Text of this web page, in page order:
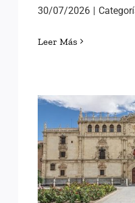
30/07/2026 |
Leer Más
MEMORIAS